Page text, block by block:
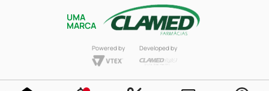
UMA
MARCA
Powered by Developed by